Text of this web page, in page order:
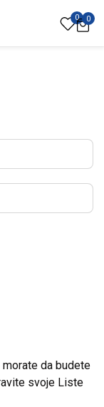
0 0
da budete
svoje Liste